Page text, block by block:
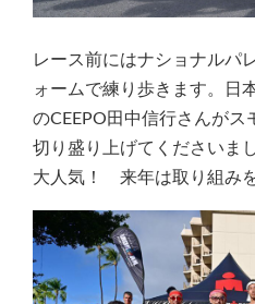
レース前にはナショナルパ
ォームで練り歩きます。日
のCEEPO田中信行さんが
切り盛り上げてくださいま
大人気！ 来年は取り組み